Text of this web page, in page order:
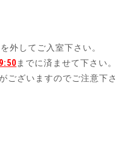
外してご入室下さい。
9:50 までに済ませて下さい。
ざいますのでご注意下さ